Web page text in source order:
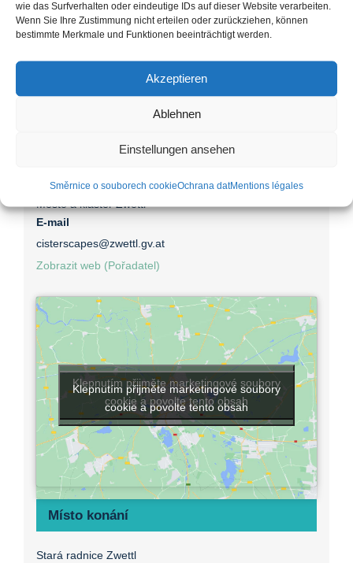
wie das Surfverhalten oder eindeutige IDs auf dieser Website verarbeiten.
Wenn Sie Ihre Zustimmung nicht erteilen oder zurückziehen, können
bestimmte Merkmale und Funktionen beeinträchtigt werden.
Akzeptieren
Ablehnen
Einstellungen ansehen
Směrnice o souborech cookieOchrana datMentions légales
Rubrika Akce:
Zwettl
Štítky Akce:
Historická poutní cesta,Interreg AT-CZ
v opatství
Město a klášter Zwettl
E-mail
cisterscapes@zwettl.gv.at
Zobrazit web (Pořadatel)
Místo konání
Stará radnice Zwettl
Klepnutím přijměte marketingové soubory
cookie a povolte tento obsah
Klepnutím přijměte marketingové soubory
cookie a povolte tento obsah